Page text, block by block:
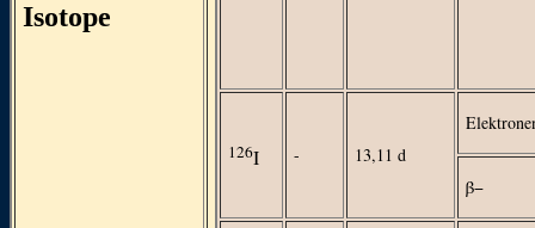
Isotope
126I - 13,11 d
β−